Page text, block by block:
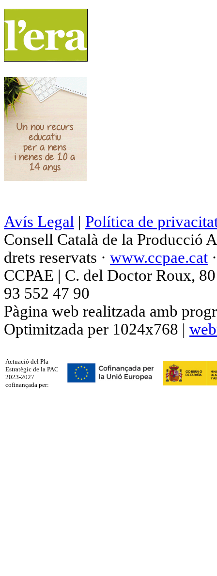
Avís Legal | Política de
Consell Català de la Producció
drets reservats · www.ccpae.cat
CCPAE | C. del Doctor Roux,
93 552 47 90
Pàgina web realitzada amb
Optimitzada per 1024x768 |
Actuació del Pla
Estratègic de la PAC
2023-2027
cofinançada per: